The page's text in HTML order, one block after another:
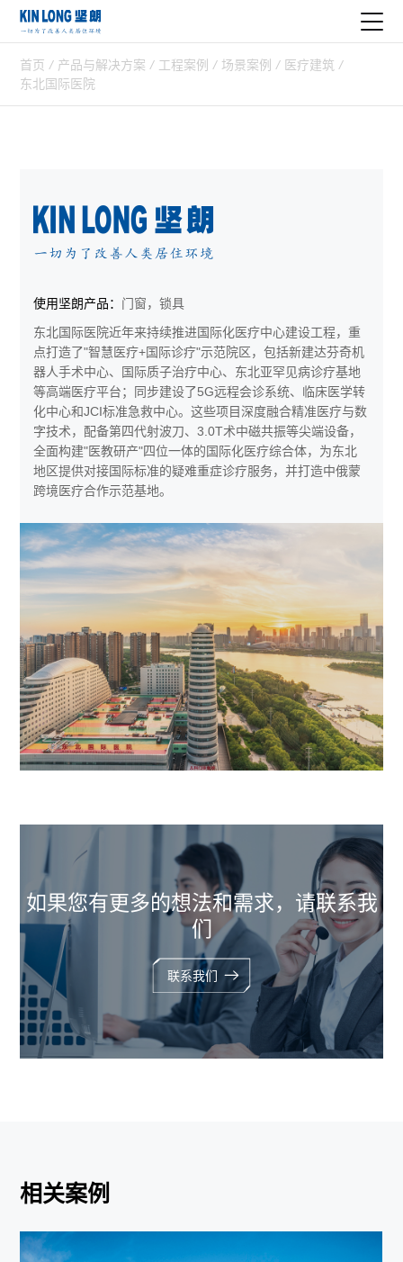
首页 / 产品与解决方案 / 工程案例 / 场景案例 / 医疗建筑 /
东北国际医院
使用坚朗产品： 门窗，锁具
东北国际医院近年来持续推进国际化医疗中心建设工程，重
点打造了"智慧医疗+国际诊疗"示范院区，包括新建达芬奇机
器人手术中心、国际质子治疗中心、东北亚罕见病诊疗基地
等高端医疗平台；同步建设了5G远程会诊系统、临床医学转
化中心和JCI标准急救中心。这些项目深度融合精准医疗与数
字技术，配备第四代射波刀、3.0T术中磁共振等尖端设备，
全面构建"医教研产"四位一体的国际化医疗综合体，为东北
地区提供对接国际标准的疑难重症诊疗服务，并打造中俄蒙
跨境医疗合作示范基地。
如果您有更多的想法和需求，请联系我
们
联系我们
相关案例